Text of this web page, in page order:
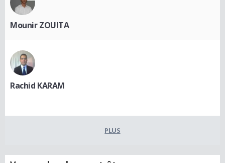
Mounir ZOUITA
Rachid KARAM
PLUS